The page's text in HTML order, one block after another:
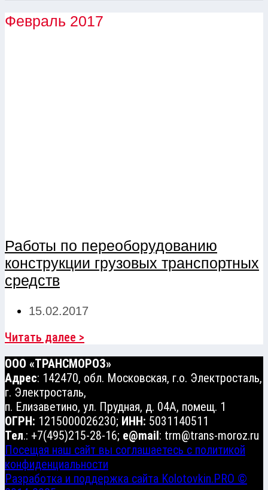
Февраль 2017
Работы по переоборудованию
конструкции грузовых транспортных
средств
15.02.2017
Читать далее >
ООО «ТРАНСМОРОЗ»
Адрес: 142470, обл. Московская, г.о. Электросталь,
г. Электросталь,
п. Елизаветино, ул. Прудная, д. 04А, помещ. 1
ОГРН: 1215000026230; ИНН: 5031140511
Тел.: +7(495)215-28-16; e@mail: trm@trans-moroz.ru
Посещая наш сайт вы соглашаетесь с политикой
конфиденциальности
Разработка и поддержка сайта Kolotovkin.PRO ©